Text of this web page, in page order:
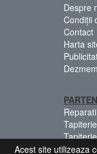
Despre
Condiții
Contact
Harta
Centuri
Acest site utilizeaza